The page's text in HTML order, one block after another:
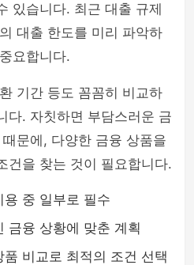
있습니다. 최근 대출 규제
대출 한도를 미리 파악하
요합니다.
기간 등도 꼼꼼히 비교하
다. 자칫하면 부담스러운 금
문에, 다양한 금융 상품을
건을 찾는 것이 필요합니다.
중 일부로 필수
금융 상황에 맞춘 계획
비교로 최적의 조건 선택